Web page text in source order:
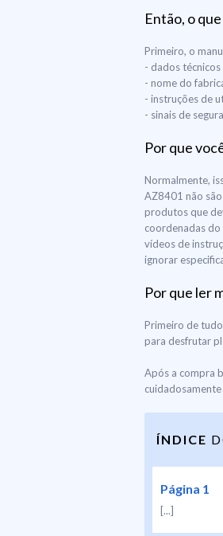
Então, o
Primeiro, o
- dados
- nome do
- instruções de
- sinais de
Por que
Normalmente,
AZ8401 não
produtos que
coordenadas do
vídeos de
ignorar
Por que ler
Primeiro de
para desfrutar
Após a compra
ÍNDICE
Página 1
[...]